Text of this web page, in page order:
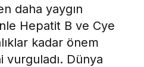
daha yaygın
Hepatit B ve Cye
kadar önem
Dünya